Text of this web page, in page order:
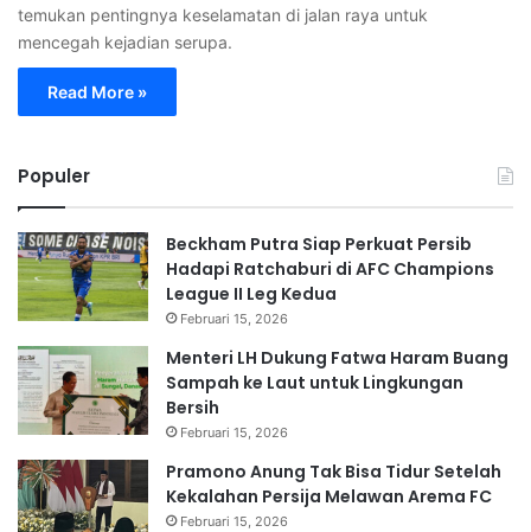
temukan pentingnya keselamatan di jalan raya untuk
mencegah kejadian serupa.
Read More »
Populer
Beckham Putra Siap Perkuat Persib
Hadapi Ratchaburi di AFC Champions
League II Leg Kedua
Februari 15, 2026
Menteri LH Dukung Fatwa Haram Buang
Sampah ke Laut untuk Lingkungan
Bersih
Februari 15, 2026
Pramono Anung Tak Bisa Tidur Setelah
Kekalahan Persija Melawan Arema FC
Februari 15, 2026